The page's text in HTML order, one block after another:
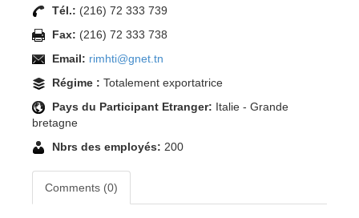
Tél.: (216) 72 333 739
Fax: (216) 72 333 738
Email: rimhti@gnet.tn
Régime : Totalement exportatrice
Pays du Participant Etranger: Italie - Grande
bretagne
Nbrs des employés: 200
Comments (0)